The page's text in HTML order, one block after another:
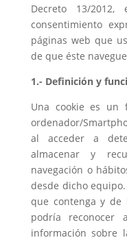
Decreto 13/
consentimiento
páginas web que
de que éste
1.- Definición y
Una cookie es un
ordenador/
al acceder a
almacenar y
navegación o
desde dicho
que contenga y
podría reconocer
información sobre